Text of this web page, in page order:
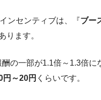
ンセンティブは、『ブー
ります。
の一部が1.1倍～1.3倍に
円～20円 くらいです。